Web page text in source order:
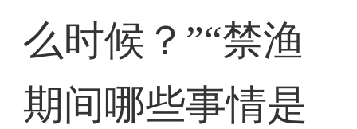
么时候？”“禁渔
期间哪些事情是